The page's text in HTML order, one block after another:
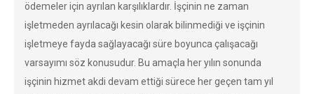
ödemeler için ayrılan karşılıklardır. İşçinin ne zaman
işletmeden ayrılacağı kesin olarak bilinmediği ve işçinin
işletmeye fayda sağlayacağı süre boyunca çalışacağı
varsayımı söz konusudur. Bu amaçla her yılın sonunda
işçinin hizmet akdi devam ettiği sürece her geçen tam yıl